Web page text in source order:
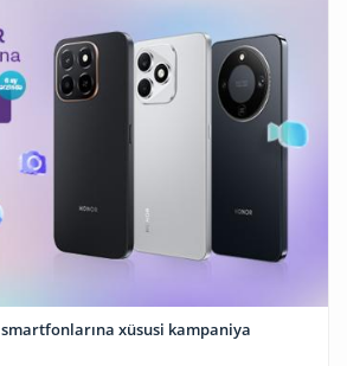
smartfonlarına xüsusi kampaniya